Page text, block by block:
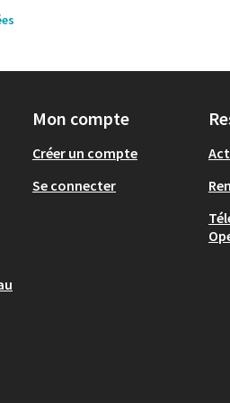
Mon compte
Créer un compte
Se connecter